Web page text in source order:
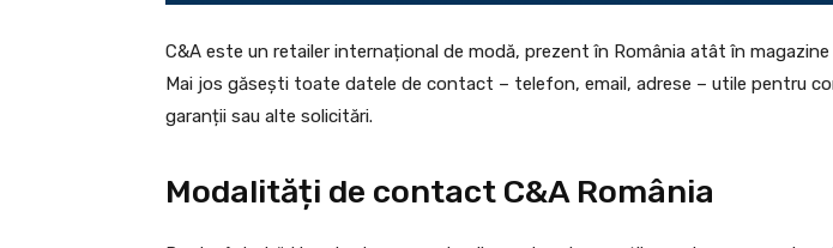
C&A este un retailer internațional de modă, prezent în România atât în
Mai jos găsești toate datele de contact – telefon, email, adrese – utile pentru
garanții sau alte solicitări.
Modalități de contact C&A România